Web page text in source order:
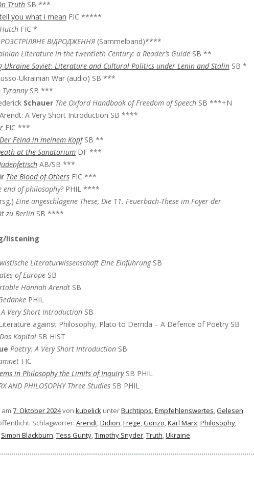
Truth SB ***
you what i mean FIC *****
FIC *
РОЗСТРІЛЯНЕ ВІДРОДЖЕННЯ (Sammelband)****
Literature in the twentieth Century: a Reader’s Guide SB **
Ukraine Soviet: Literature and Cultural Politics under Lenin and Stalin SB *
Ukrainian War (audio) SB ***
Tyranny SB ***
Schauer The Oxford Handbook of Freedom of Speech SB ***+N
A Very Short Introduction SB ****
FIC ***
Der Feind in meinem KopfSB **
at the Sanatorium DF ***
AB/SB ***
The Blood of Others FIC ***
end of philosophy?PHIL ****
Eine angeschlagene These, Die 11. Feuerbach-These im Foyer der
zu Berlin SB ****
listening
Literaturwissenschaft Eine EinführungSB
of Europe SB
Hannah Arendt SB
PHIL
Very Short Introduction SB
against Philosophy, Plato to Derrida – A Defence of Poetry SB
Das Kapital SB HIST
Poetry: A Very Short Introduction SB
FIC
in Philosophy the Limits of InquirySB PHIL
AND PHILOSOPHY Three Studies SB PHIL
7. Oktober 2024von kubelick unterBuchtipps,Empfehlenswertes,Gelesen
Schlagwörter: Arendt,Didion,Frege,Gonzo,Karl Marx,Philosophy,
Simon Blackburn,Tess Gunty,Timothy Snyder,Truth,Ukraine.